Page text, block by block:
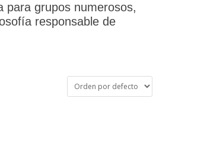
para grupos numerosos,
responsable de